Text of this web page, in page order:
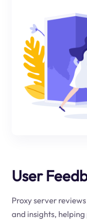
User
Proxy server
and insights,